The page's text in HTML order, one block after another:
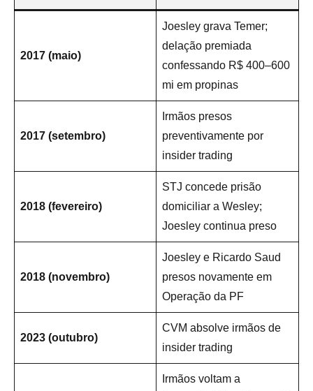
2017 (maio)
Joesley grava Temer;
delação premiada
confessando R$ 400–600
mi em propinas
2017 (setembro)
Irmãos presos
preventivamente por
insider trading
2018 (fevereiro)
STJ concede prisão
domiciliar a Wesley;
Joesley continua preso
2018 (novembro)
Joesley e Ricardo Saud
presos novamente em
Operação da PF
2023 (outubro)
CVM absolve irmãos de
insider trading
Irmãos voltam a